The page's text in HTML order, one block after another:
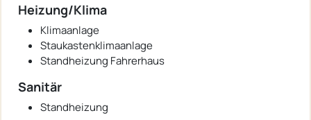
Heizung/Klima
Klimaanlage
Staukastenklimaanlage
Standheizung Fahrerhaus
Sanitär
Standheizung